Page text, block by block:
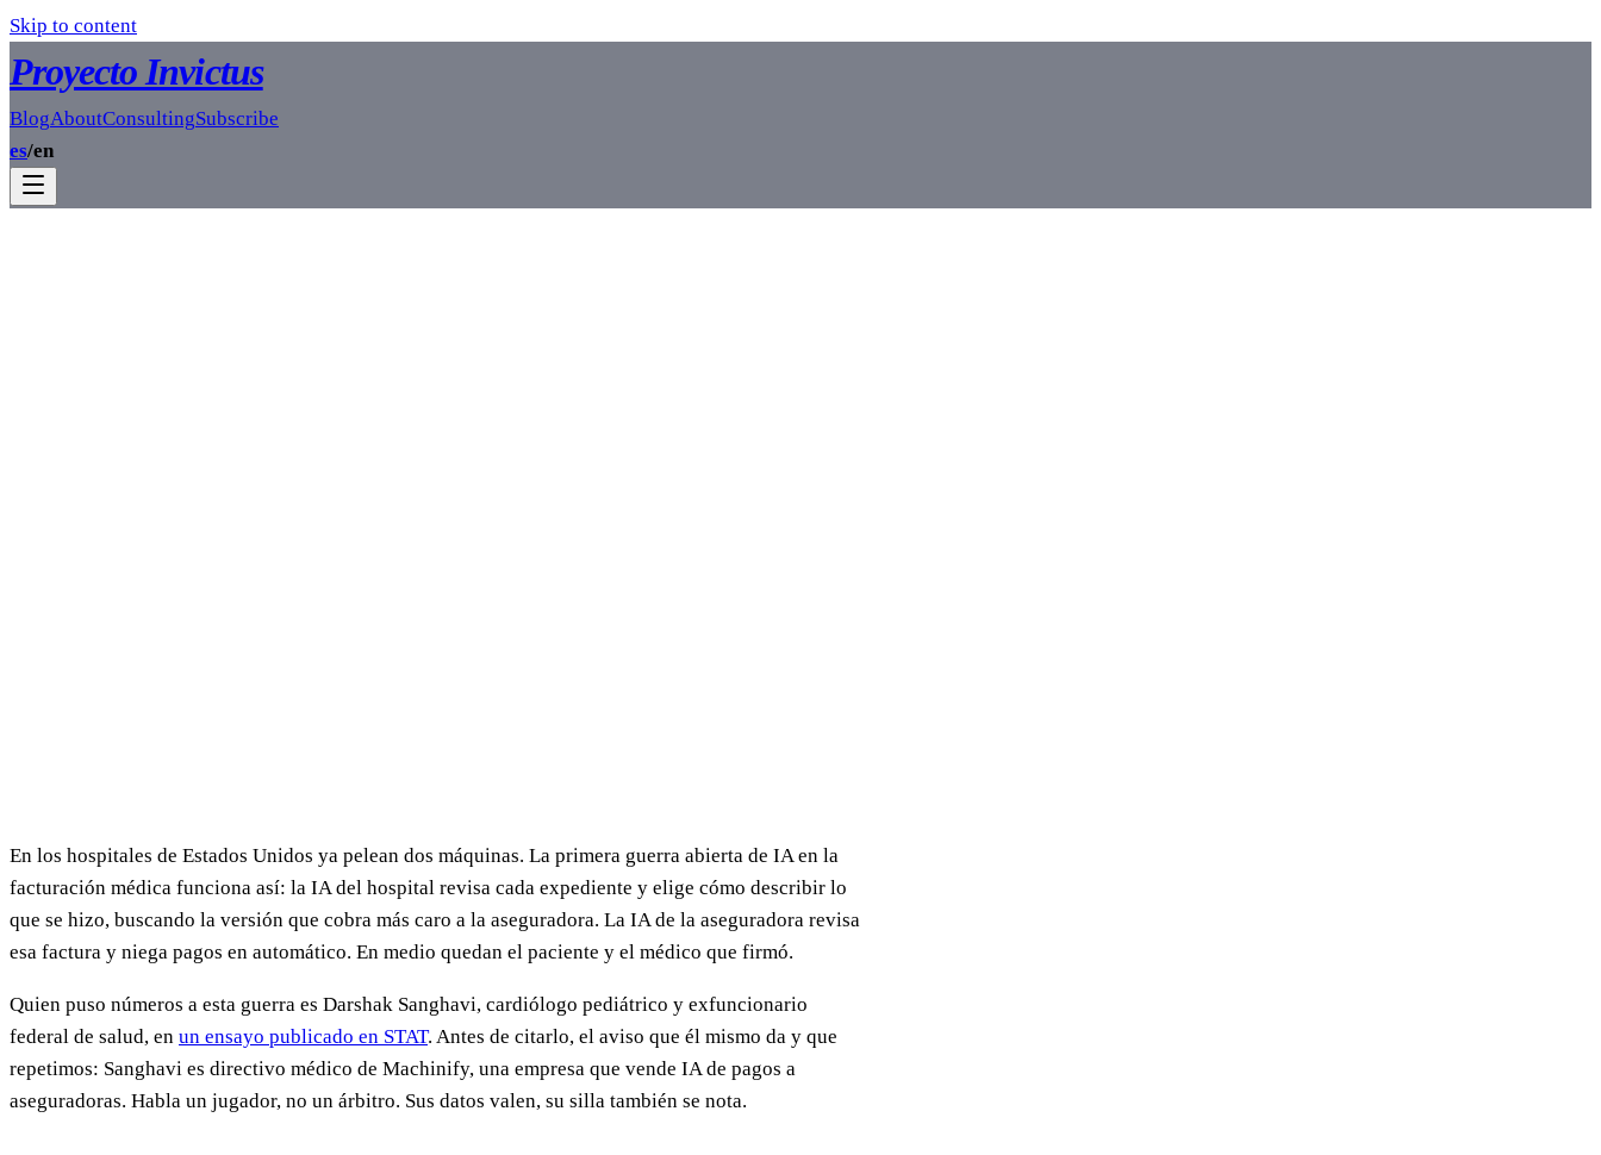
Skip to content
Proyecto Invictus
BlogAboutConsultingSubscribe
es/en
En los hospitales de Estados Unidos ya pelean dos máquinas. La primera guerra abierta de IA en la
facturación médica funciona así: la IA del hospital revisa cada expediente y elige cómo describir lo
que se hizo, buscando la versión que cobra más caro a la aseguradora. La IA de la aseguradora revisa
esa factura y niega pagos en automático. En medio quedan el paciente y el médico que firmó.
Quien puso números a esta guerra es Darshak Sanghavi, cardiólogo pediátrico y exfuncionario
federal de salud, en un ensayo publicado en STAT. Antes de citarlo, el aviso que él mismo da y que
repetimos: Sanghavi es directivo médico de Machinify, una empresa que vende IA de pagos a
aseguradoras. Habla un jugador, no un árbitro. Sus datos valen, su silla también se nota.